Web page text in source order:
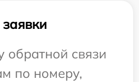
связи
по номеру,